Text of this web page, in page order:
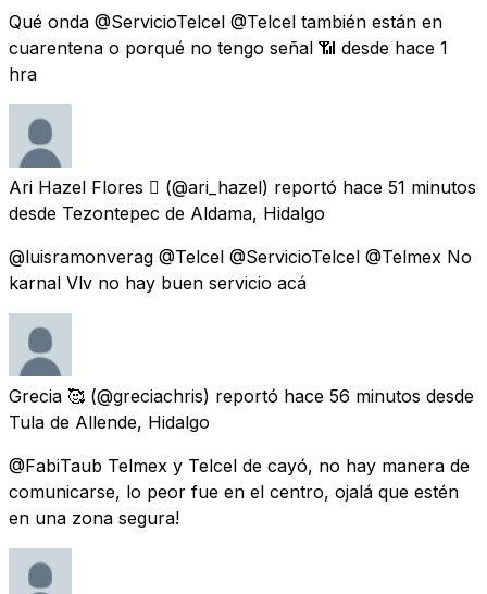
Qué onda @ServicioTelcel @Telcel también están en
cuarentena o porqué no tengo señal 📶 desde hace 1
hra
Ari Hazel Flores  (@ari_hazel) reportó hace 51 minutos
desde Tezontepec de Aldama, Hidalgo
@luisramonverag @Telcel @ServicioTelcel @Telmex No
karnal Vlv no hay buen servicio acá
Grecia 🥰 (@greciachris) reportó hace 56 minutos desde
Tula de Allende, Hidalgo
@FabiTaub Telmex y Telcel de cayó, no hay manera de
comunicarse, lo peor fue en el centro, ojalá que estén
en una zona segura!